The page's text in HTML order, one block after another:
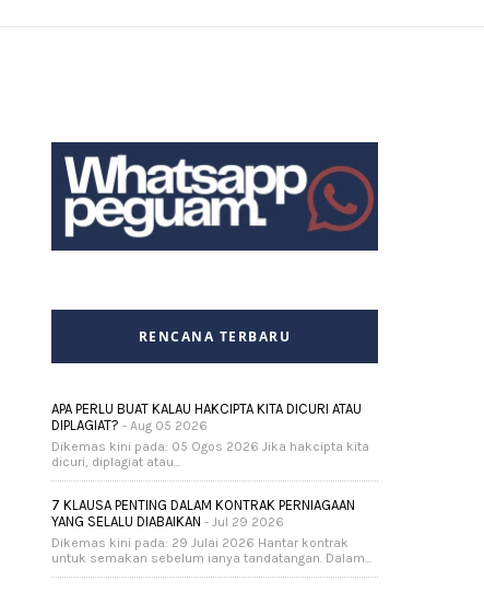
RENCANA TERBARU
APA PERLU BUAT KALAU HAKCIPTA KITA DICURI ATAU
DIPLAGIAT? - Aug 05 2026
Dikemas kini pada: 05 Ogos 2026 Jika hakcipta kita
dicuri, diplagiat atau...
7 KLAUSA PENTING DALAM KONTRAK PERNIAGAAN
YANG SELALU DIABAIKAN - Jul 29 2026
Dikemas kini pada: 29 Julai 2026 Hantar kontrak
untuk semakan sebelum ianya tandatangan. Dalam...